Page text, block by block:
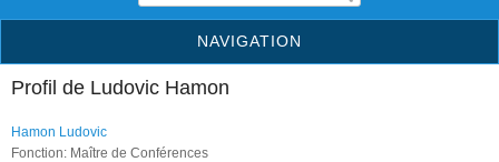
NAVIGATION
Profil de Ludovic Hamon
Hamon Ludovic
Fonction: Maître de Conférences